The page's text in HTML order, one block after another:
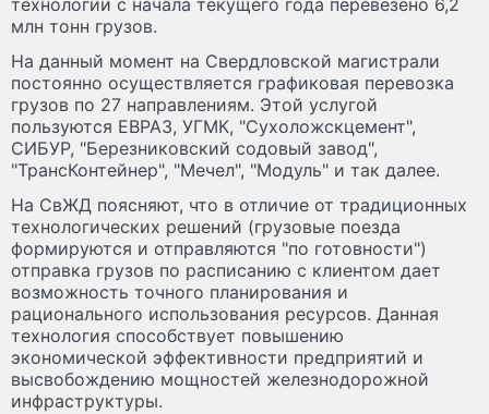
технологии с начала текущего года перевезено 6,2
млн тонн грузов.
На данный момент на Свердловской магистрали
постоянно осуществляется графиковая перевозка
грузов по 27 направлениям. Этой услугой
пользуются ЕВРАЗ, УГМК, "Сухоложскцемент",
СИБУР, "Березниковский содовый завод",
"ТрансКонтейнер", "Мечел", "Модуль" и так далее.
На СвЖД поясняют, что в отличие от традиционных
технологических решений (грузовые поезда
формируются и отправляются "по готовности")
отправка грузов по расписанию с клиентом дает
возможность точного планирования и
рационального использования ресурсов. Данная
технология способствует повышению
экономической эффективности предприятий и
высвобождению мощностей железнодорожной
инфраструктуры.